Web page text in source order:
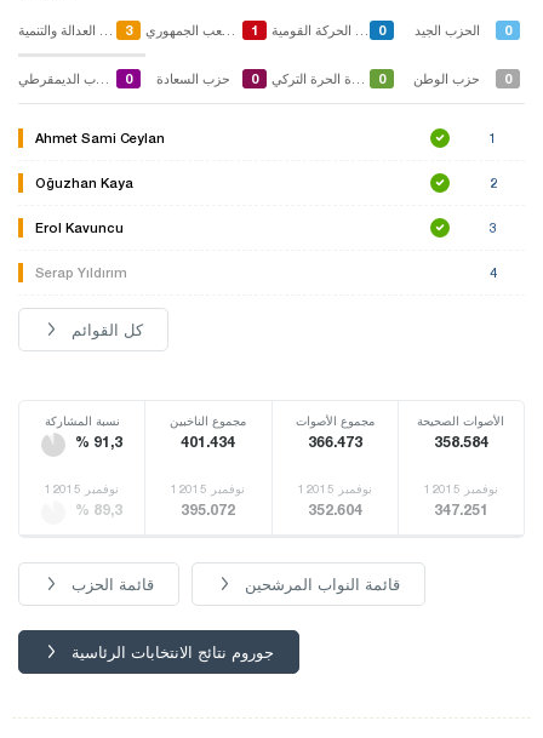
3 حزب الشعب الجمهوري 1 0 الحزب الجيد 0
0 حزب السعادة 0 0 حزب الوطن 0
Ahmet Sami Ceylan 1
Oğuzhan Kaya 2
Erol Kavuncu 3
Serap Yıldırım 4
كل القوائم
نسبة المشاركة
% 91,3
مجموع الناخبين
401.434
مجموع الأصوات
366.473
الأصوات الصحيحة
358.584
1نوفمبر 2015
% 89,3
1نوفمبر 2015
395.072
1نوفمبر 2015
352.604
1نوفمبر 2015
347.251
قائمة الحزب قائمة النواب المرشحين
جوروم نتائج الانتخابات الرئاسية